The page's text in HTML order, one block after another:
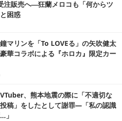
注販売へ―狂蘭メロコも「何からツ
困惑
マリンを「To LOVEる」の矢吹健太
華コラボによる『ホロカ』限定カー
、熊本地震の際に「不適切な
稿」をしたとして謝罪―「私の認識
」